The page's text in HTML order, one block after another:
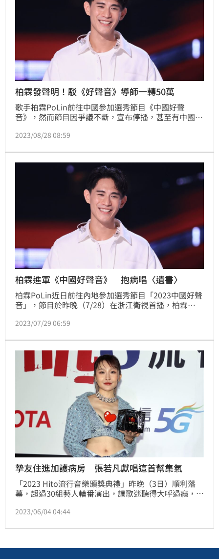
柏霖發聲明！駁《好聲音》導師一轉50萬
歌手柏霖PoLin前往中國參加選秀節目《中國好聲
音》，然而節目因爭議不斷，宣布停播，甚至有中國網
219萬元），讓他無辜受到牽連。對此，他在昨（27
司絕無與中國好聲音有任何金錢往來，有的也只是交通
費和住宿費的報銷費用！」
2023/08/28 08:59
柏霖進軍《中國好聲音》 抱病唱〈遺書〉
柏霖PoLin近日前往內地參加選秀節目「2023中國好聲
音」，節目於昨晚（7/28）在浙江衛視首播，柏霖
〈遺書〉，並結合優美現代舞蹈演出，吸引全場目光。
2023/07/29 06:59
摯友住進加護病房 張若凡獻唱這首幫集氣
「2023 Hito流行音樂頒獎典禮」昨晚（3日）順利落
幕，超過30組藝人輪番演出，讓歌迷聽得大呼過癮，其
唱夯曲〈等待被理解的人〉，她坦言是為了人生摰友而
落，爆哭一場。
2023/06/04 04:44